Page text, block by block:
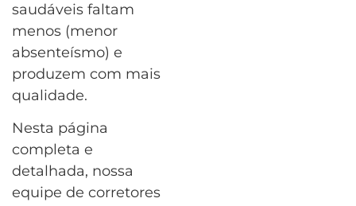
saudáveis faltam
menos (menor
absenteísmo) e
produzem com mais
qualidade.
Nesta página
completa e
detalhada, nossa
equipe de corretores